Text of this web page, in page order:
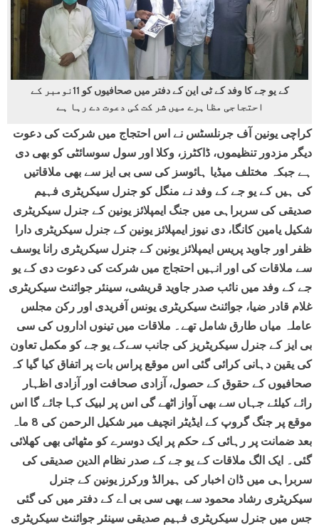
کے یو جے کا وفد کے ٹی این کے دفتر میں صحافیوں کو 11نومبر کے
احتجاجی مظاہرے میں شر کت کی دعوت دے رہا ہے
کراچی یونین آف جرنلسٹس نے اس احتجاج میں شرکت کی دعوت
دیگر مزدور تنظیموں، ڈاکٹرز، وکلا اور سول سوسائٹی کو بھی دی
ہے جبکہ مختلف میڈیا ہائوسز کی سی بی ایز سے بھی ملاقاتیں
کی ہیں کے یو جے کے وفد نے منگل کو جنرل سیکریٹری فہیم
صدیقی کی سربراہی میں جنگ ایمپلائز یونین کے جنرل سیکریٹری
شکیل یامین کانگا، دی نیوز ایمپلائز یونین کے جنرل سیکریٹری دارا
ظفر اور جاوید پریس ایمپلائز یونین کے جنرل سیکریٹری رانا یوسف
سے ملاقات کی اور انہیں احتجاج میں شرکت کی دعوت دی کے یو
جے کے وفد میں نائب صدر جاوید قریشی، سینئر جوائنٹ سیکریٹری
غلام قادر ضیا، جوائنٹ سیکریٹری یونس آفریدی اور رکن مجلس
عاملہ میاں طارق شامل تھے۔ ملاقات میں تینوں اداروں کی سی
بی ایز کے جنرل سیکریٹریز کی جانب سےکے یو جے کو مکمل تعاون
کی یقین دہانی کرائی گئی اس موقع پراس بات پر اتفاق کیا گیا کہ
صحافیوں کے حقوق کے حصول، آزادی صحافت اور آزادی اظہار
رائے کیلئے جہاں سے بھی آواز اٹھے گی اس پر لبیک کہا جائے گا اس
موقع پر جنگ گروپ کے ایڈیٹر انچیف میر شکیل الرحمن کی 8 ماہ
بعد ضمانت پر رہائی کے حکم پر ایک دوسرے کو مٹھائی بھی کھلائی
گئی۔ ایک الگ ملاقات کے یو جے کے صدر نظام الدین صدیقی کی
سربراہی میں ڈان اخبار کی ہیرالڈ ورکرز یونین کے جنرل
سیکریٹری رشاد محمود سے بھی سی بی اے کے دفتر میں کی گئی
جس میں جنرل سیکریٹری فہیم صدیقی سینئر جوائنٹ سیکریٹری